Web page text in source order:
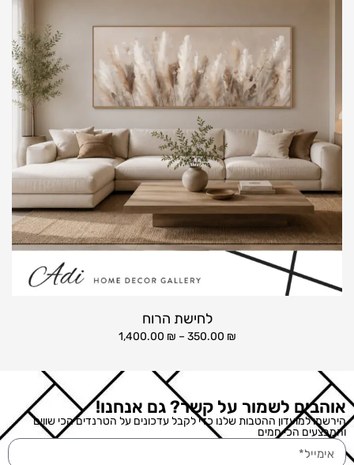
לחישת הרוח
350.00 ₪
–
1,400.00 ₪
אוהבים לשמור על קשר? גם אנחנו!
הירשמו למועדון ההטבות שלנו כדי לקבל עדכונים על הטרנדים הכי שווים
והמבצעים הכי חמים